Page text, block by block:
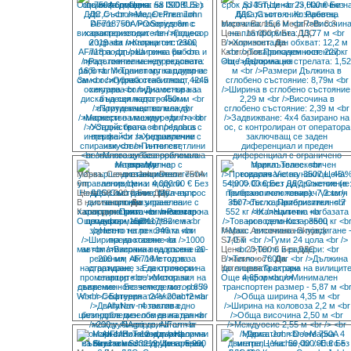
Още информация
Марка: Валяци MegaRolls 8.3
Цена: 16 000 € Без ДДС
В наличност:Да
Категория:Прикачен инвентар
Още информация
Марка: Сеялка John Deere 750A
6m
Цена: 58 000 € Без ДДС
В наличност:Да
Категория:Прикачен инвентар
Още информация
Марка: Автовишка Skyjack
SJ45T
Цена: 23,000 € Без ДДС
В наличност:Да
Категория:Трактори
Още информация